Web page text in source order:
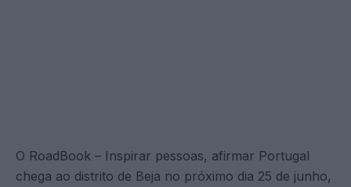
O RoadBook – Inspirar pessoas, afirmar Portugal
chega ao distrito de Beja no próximo dia 25 de junho,